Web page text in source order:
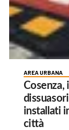
AREA URBANA
Cosenza,
installati
città